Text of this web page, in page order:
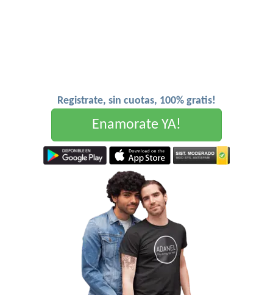
Registrate, sin cuotas, 100% gratis!
Enamorate YA!